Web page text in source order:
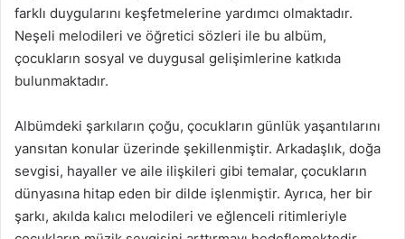
farklı duygularını keşfetmelerine yardımcı olmaktadır.
Neşeli melodileri ve öğretici sözleri ile bu albüm,
çocukların sosyal ve duygusal gelişimlerine katkıda
bulunmaktadır.
Albümdeki şarkıların çoğu, çocukların günlük yaşantılarını
yansıtan konular üzerinde şekillenmiştir. Arkadaşlık, doğa
sevgisi, hayaller ve aile ilişkileri gibi temalar, çocukların
dünyasına hitap eden bir dilde işlenmiştir. Ayrıca, her bir
şarkı, akılda kalıcı melodileri ve eğlenceli ritimleriyle